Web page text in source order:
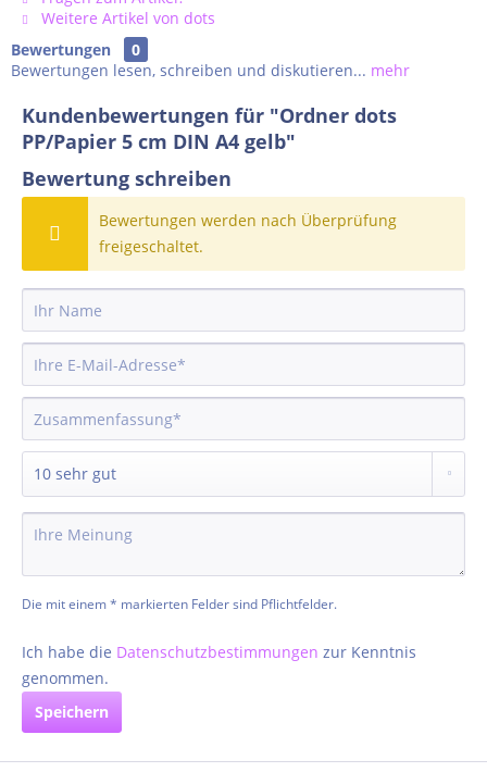
Weitere Artikel von dots
Bewertungen
0
Bewertungen lesen, schreiben und diskutieren... mehr
Kundenbewertungen für "Ordner dots
PP/Papier 5 cm DIN A4 gelb"
Bewertung schreiben
Bewertungen werden nach Überprüfung
freigeschaltet.
Die mit einem * markierten Felder sind Pflichtfelder.
Ich habe die Datenschutzbestimmungen zur Kenntnis
genommen.
Speichern